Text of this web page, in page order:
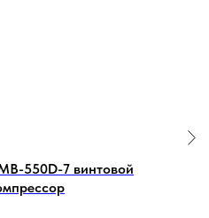
550D-7 винтовой